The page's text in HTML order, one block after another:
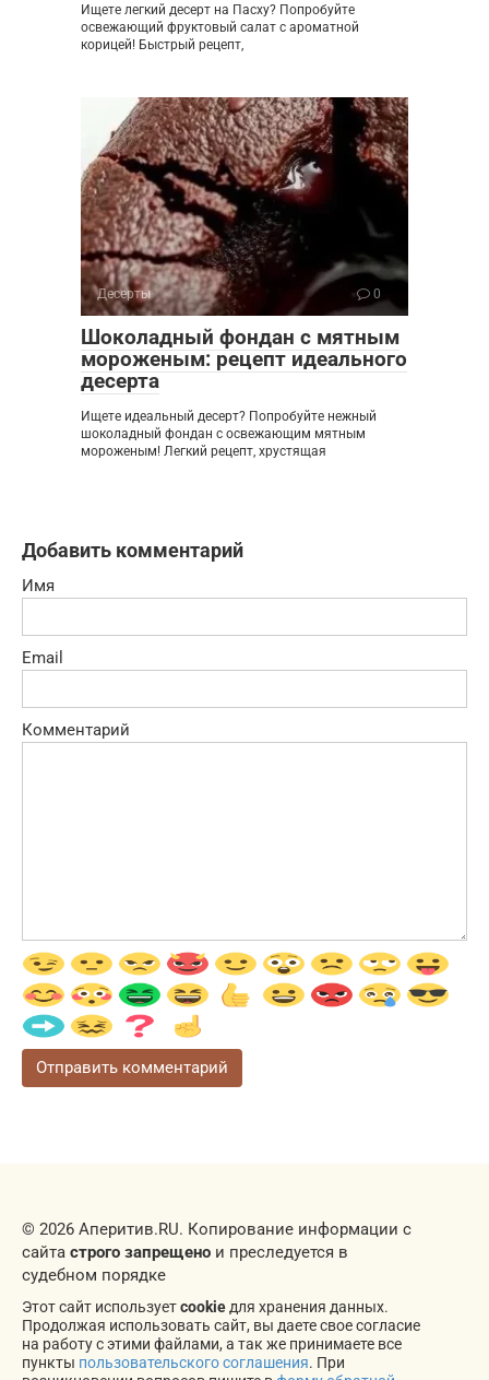
Ищете легкий десерт на Пасху? Попробуйте
освежающий фруктовый салат с ароматной
корицей! Быстрый рецепт,
Десерты 0
Шоколадный фондан с мятным
мороженым: рецепт идеального
десерта
Ищете идеальный десерт? Попробуйте нежный
шоколадный фондан с освежающим мятным
мороженым! Легкий рецепт, хрустящая
Добавить комментарий
Имя
Email
Комментарий
© 2026 Аперитив.RU. Копирование информации с
сайта строго запрещено и преследуется в
судебном порядке
Этот сайт используетcookieдля хранения данных.
Продолжая использовать сайт, вы даете свое согласие
на работу с этими файлами, а так же принимаете все
пункты пользовательского соглашения. При